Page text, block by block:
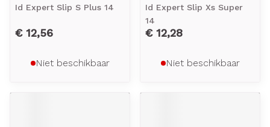
Id Expert Slip S Plus 14
€ 12,56
Niet beschikbaar
Id Expert Slip Xs Super
14
€ 12,28
Niet beschikbaar